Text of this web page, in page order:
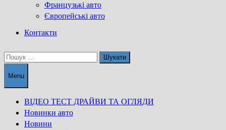
Французькі авто
Європейські авто
Контакти
Пошук:
Menu
ВІДЕО ТЕСТ ДРАЙВИ ТА ОГЛЯДИ
Новинки авто
Новини